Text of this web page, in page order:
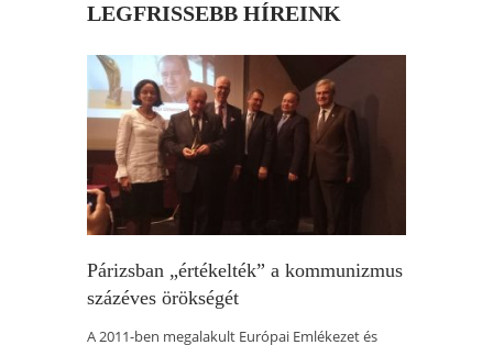
LEGFRISSEBB HÍREINK
Párizsban „értékelték” a kommunizmus
százéves örökségét
A 2011-ben megalakult Európai Emlékezet és